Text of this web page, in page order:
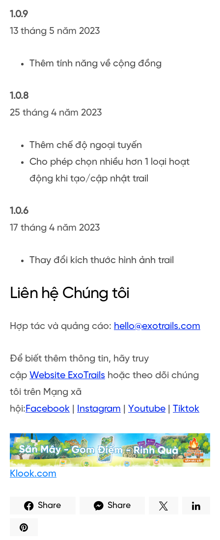
1.0.9
13 tháng 5 năm 2023
Thêm tính năng về cộng đồng
1.0.8
25 tháng 4 năm 2023
Thêm chế độ ngoại tuyến
Cho phép chọn nhiều hơn 1 loại hoạt
động khi tạo/cập nhật trail
1.0.6
17 tháng 4 năm 2023
Thay đổi kích thước hình ảnh trail
Liên hệ Chúng tôi
Hợp tác và quảng cáo: hello@exotrails.com
Để biết thêm thông tin, hãy truy
cập Website ExoTrails hoặc theo dõi chúng
tôi trên Mạng xã
hội:Facebook Instagram Youtube Tiktok
Klook.com
Share Share